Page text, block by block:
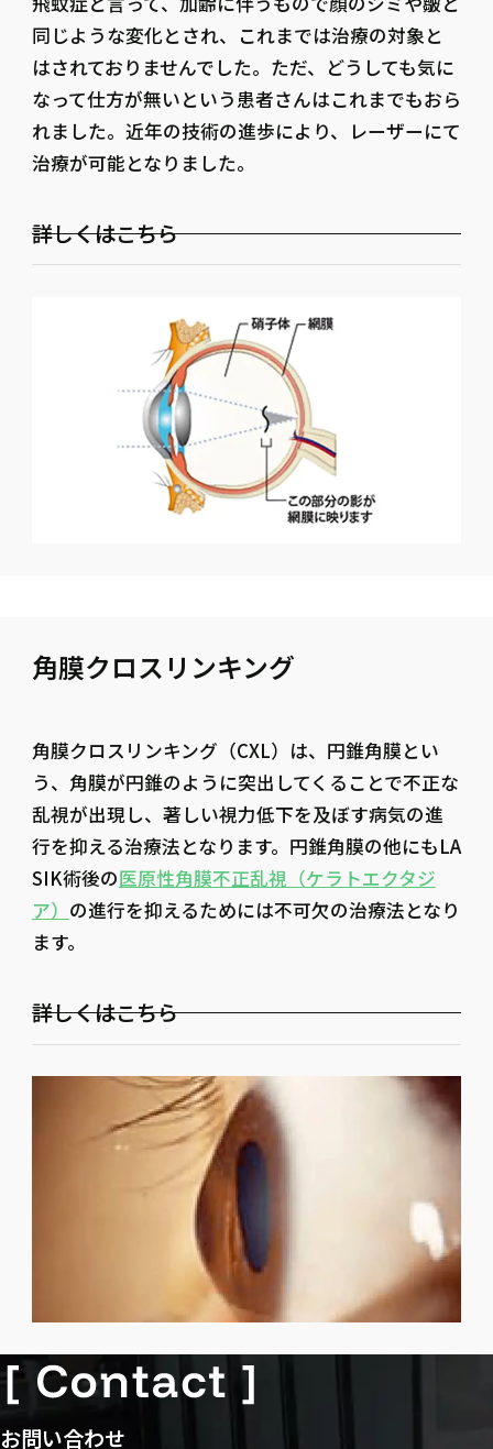
同じような変化とされ、これまでは治療の対象と
はされておりませんでした。ただ、どうしても気に
なって仕方が無いという患者さんはこれまでもおら
れました。近年の技術の進歩により、レーザーにて
治療が可能となりました。
詳しくはこちら
角膜クロスリンキング
角膜クロスリンキング（CXL）は、円錐角膜とい
う、角膜が円錐のように突出してくることで不正な
乱視が出現し、著しい視力低下を及ぼす病気の進
行を抑える治療法となります。円錐角膜の他にもLA
SIK術後の医原性角膜不正乱視（ケラトエクタジ
ア） の進行を抑えるためには不可欠の治療法となり
ます。
詳しくはこちら
お問い合わせ